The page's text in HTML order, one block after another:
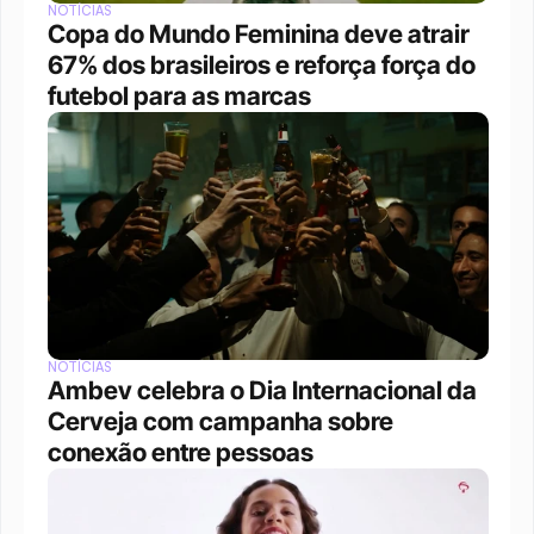
NOTÍCIAS
Copa do Mundo Feminina deve atrair
67% dos brasileiros e reforça força do
futebol para as marcas
NOTÍCIAS
Ambev celebra o Dia Internacional da
Cerveja com campanha sobre
conexão entre pessoas